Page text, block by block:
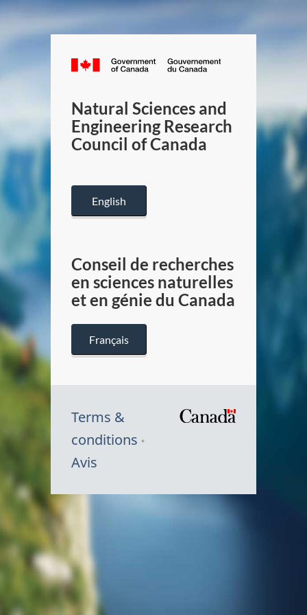
Canada.ca
Natural Sciences and
Engineering Research
Council of Canada
English
Conseil de recherches
en sciences naturelles
et en génie du Canada
Français
Terms &
conditions
Avis